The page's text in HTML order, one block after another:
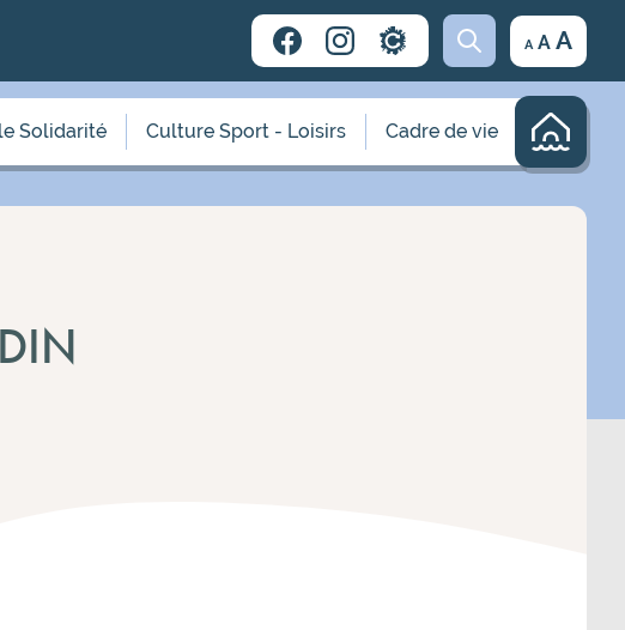
A
Decrease
font
size.
A Reset
font
size.
A
font
size.
Solidarité Culture Sport - Loisirs Cadre de vie